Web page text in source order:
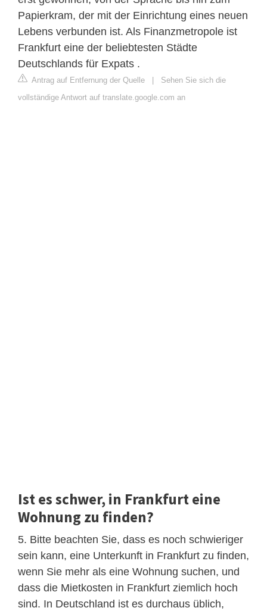
Papierkram, der mit der Einrichtung eines neuen
Lebens verbunden ist. Als Finanzmetropole ist
Frankfurt eine der beliebtesten Städte
Deutschlands für Expats .
Antrag auf Entfernung der Quelle | Sehen Sie sich die
vollständige Antwort auf translate.google.com an
Ist es schwer, in Frankfurt eine
Wohnung zu finden?
5. Bitte beachten Sie, dass es noch schwieriger
sein kann, eine Unterkunft in Frankfurt zu finden,
wenn Sie mehr als eine Wohnung suchen, und
dass die Mietkosten in Frankfurt ziemlich hoch
sind. In Deutschland ist es durchaus üblich,